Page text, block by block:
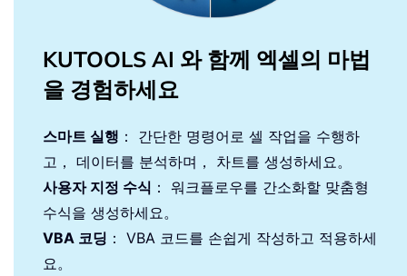
KUTOOLS AI 와 함께 엑셀의 마법
을 경험하세요
스마트 실행 ： 간단한 명령어로 셀 작업을 수행하
고， 데이터를 분석하며， 차트를 생성하세요。
사용자 지정 수식 ： 워크플로우를 간소화할 맞춤형
수식을 생성하세요。
VBA 코딩 ： VBA 코드를 손쉽게 작성하고 적용하세
요。